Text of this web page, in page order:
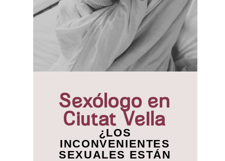
Sexólogo en
Ciutat Vella
¿LOS
INCONVENIENTES
SEXUALES ESTÁN